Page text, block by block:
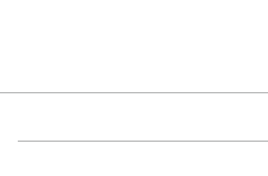
アルコール24％以下
可燃性固体に該当しない​